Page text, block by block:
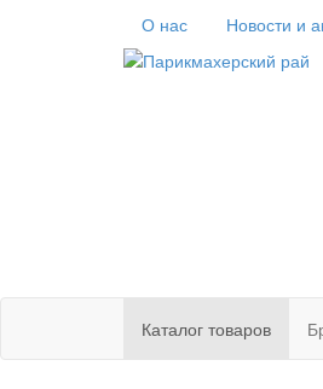
О нас Новости и
Каталог товаров